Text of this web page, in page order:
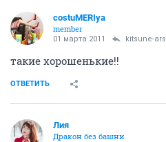
costuMERIya
member
01 марта 2011 kitsune-ars
такие хорошенькие!!
ОТВЕТИТЬ
Лия
Дракон без башни